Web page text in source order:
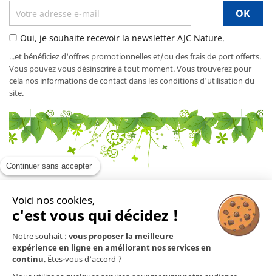
Continuer sans accepter
Voici nos cookies,
c'est vous qui décidez !
Notre souhait : vous proposer la meilleure
expérience en ligne en améliorant nos services en
continu. Êtes-vous d'accord ?
Oui, je souhaite recevoir la newsletter AJC Nature.
...et bénéficiez d'offres promotionnelles et/ou des frais de port offerts.
Vous pouvez vous désinscrire à tout moment. Vous trouverez pour
cela nos informations de contact dans les conditions d'utilisation du
site.
En savoir plus 
Mentions légales
Nos produits